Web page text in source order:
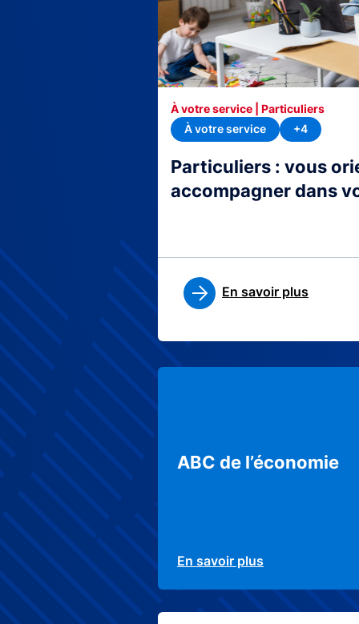
Particuliers : vous
accompagner dans
À votre service | Particuliers
À votre service
+4
En savoir plus
ABC de l’économie
En savoir plus